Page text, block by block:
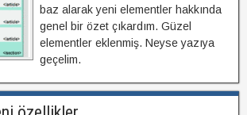
baz alarak yeni elementler hakkında
genel bir özet çıkardım. Güzel
elementler eklenmiş. Neyse yazıya
geçelim.